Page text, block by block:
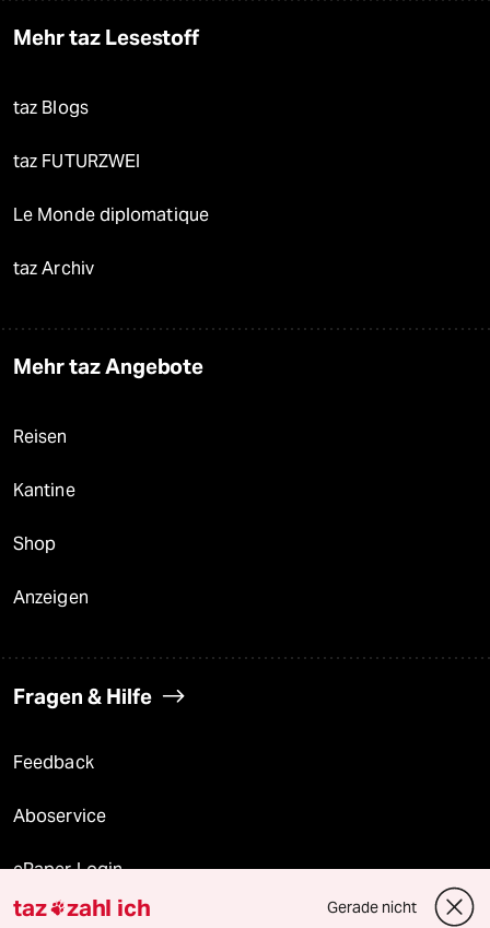
Mehr taz Lesestoff
taz Blogs
taz FUTURZWEI
Le Monde diplomatique
taz Archiv
Mehr taz Angebote
Reisen
Kantine
Shop
Anzeigen
Fragen & Hilfe
Feedback
Aboservice
ePaper Login
Downloads für Abonnierende
taz zahl ich Gerade nicht